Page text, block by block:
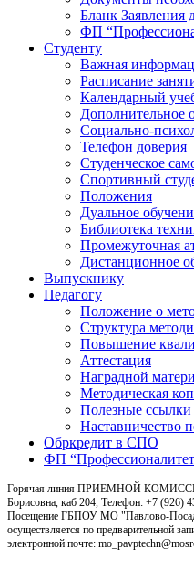
Бланк
ФП
Студенту
Важная
Расписание
Календарный
Дополнительное
Социально-
Телефон доверия
Студенческое
Спортивный
Положения
Дуальное
Библиотека
Промежуточная
Дистанционное
Выпускнику
Педагогу
Положение о
Структура
Повышение
Аттестация
Наградной
Методическая
Полезные ссылки
Наставничество
Обркредит в СПО
ФП
Горячая линия ПРИЕМНОЙ КОМИССИИ
Борисовна, каб 204, Телефон: +7 (926)
Посещение ГБПОУ МО "Павлово-
осуществляется по предварительной
электронной почте: